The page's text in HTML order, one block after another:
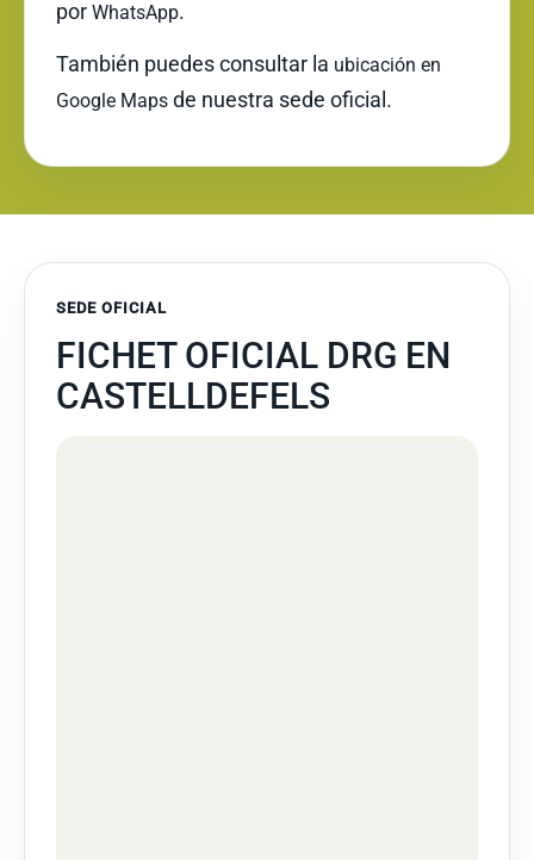
por WhatsApp.
También puedes consultar la ubicación en
Google Maps de nuestra sede oficial.
SEDE OFICIAL
FICHET OFICIAL DRG EN
CASTELLDEFELS